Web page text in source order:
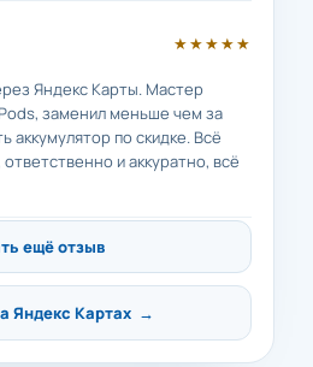
★★★★★
Яндекс Карты. Мастер
заменил меньше чем за
аккумулятор по скидке. Всё
и аккуратно, всё
ещё отзыв
Яндекс Картах →